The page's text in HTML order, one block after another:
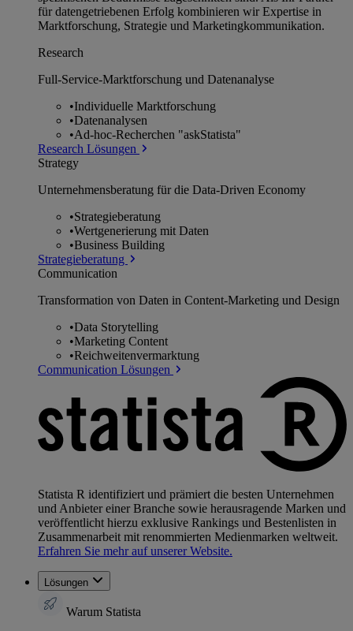
für datengetriebenen Erfolg kombinieren wir Expertise in
Marktforschung, Strategie und Marketingkommunikation.
Research
Full-Service-Marktforschung und Datenanalyse
•Individuelle Marktforschung
•Datenanalysen
•Ad-hoc-Recherchen "askStatista"
Research Lösungen
Strategy
Unternehmens­beratung für die Data-Driven Economy
•Strategieberatung
•Wertgenerierung mit Daten
•Business Building
Strategieberatung
Communication
Transformation von Daten in Content-Marketing und Design
•Data Storytelling
•Marketing Content
•Reichweitenvermarktung
Communication Lösungen
Statista R identifiziert und prämiert die besten Unternehmen
und Anbieter einer Branche sowie herausragende Marken und
veröffentlicht hierzu exklusive Rankings und Bestenlisten in
Zusammenarbeit mit renommierten Medienmarken weltweit.
Erfahren Sie mehr auf unserer Website.
Lösungen
Warum Statista